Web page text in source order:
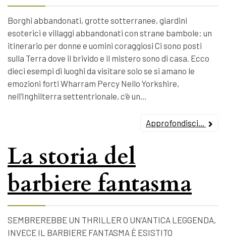
Borghi abbandonati, grotte sotterranee, giardini
esoterici e villaggi abbandonati con strane bambole: un
itinerario per donne e uomini coraggiosi Ci sono posti
sulla Terra dove il brivido e il mistero sono di casa. Ecco
dieci esempi di luoghi da visitare solo se si amano le
emozioni forti Wharram Percy Nello Yorkshire,
nell’Inghilterra settentrionale, c’è un…
Approfondisci...
La storia del
barbiere fantasma
SEMBREREBBE UN THRILLER O UN’ANTICA LEGGENDA,
INVECE IL BARBIERE FANTASMA È ESISTITO